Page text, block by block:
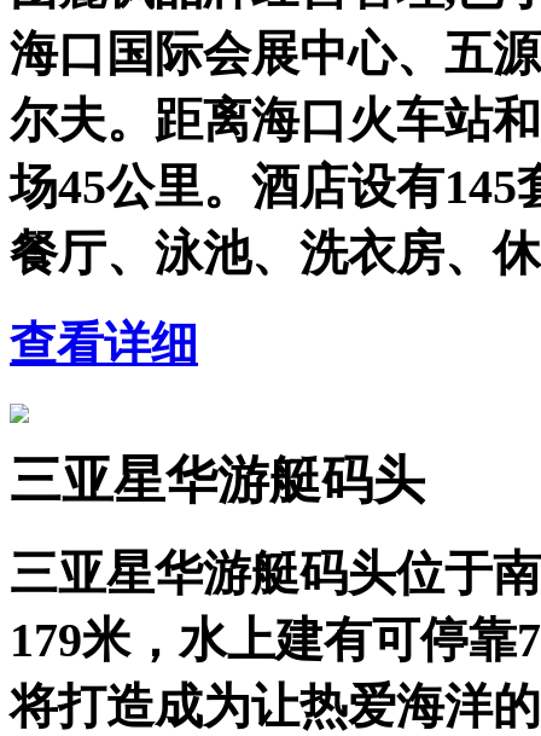
海口国际会展中心、五
尔夫。距离海口火车站
场45公里。酒店设有
餐厅、泳池、洗衣房、休
查看详细
三亚星华游艇码头
三亚星华游艇码头位于
179米，水上建有可停
将打造成为让热爱海洋